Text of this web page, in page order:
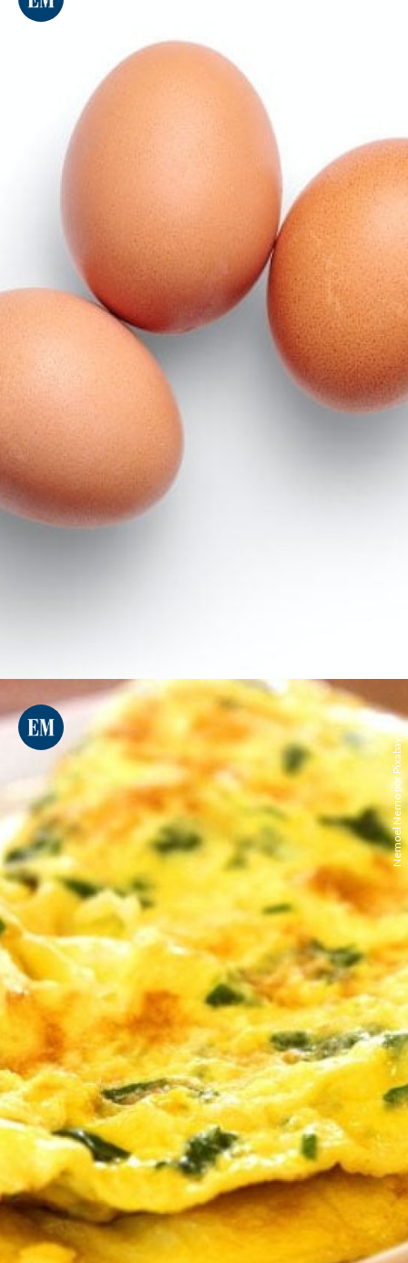
Nemoel Nemo por Pixabay